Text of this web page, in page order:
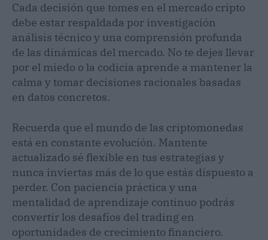
Cada decisión que tomes en el mercado cripto
debe estar respaldada por investigación
análisis técnico y una comprensión profunda
de las dinámicas del mercado. No te dejes llevar
por el miedo o la codicia aprende a mantener la
calma y tomar decisiones racionales basadas
en datos concretos.
Recuerda que el mundo de las criptomonedas
está en constante evolución. Mantente
actualizado sé flexible en tus estrategias y
nunca inviertas más de lo que estás dispuesto a
perder. Con paciencia práctica y una
mentalidad de aprendizaje continuo podrás
convertir los desafíos del trading en
oportunidades de crecimiento financiero.